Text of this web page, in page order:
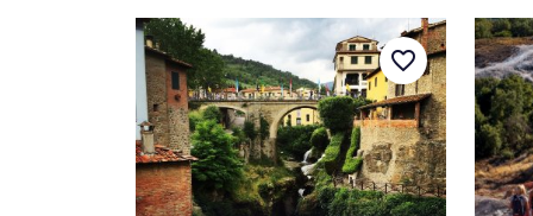
favorite_border